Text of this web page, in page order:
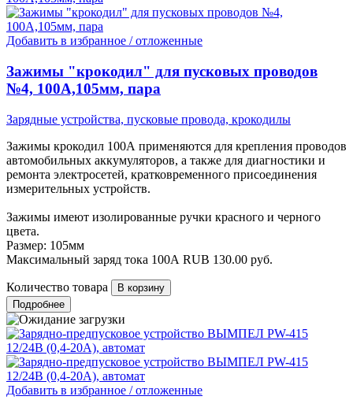
Добавить в избранное / отложенные
Зажимы "крокодил" для пусковых проводов
№4, 100А,105мм, пара
Зарядные устройства, пусковые провода, крокодилы
Зажимы крокодил 100А применяются для крепления проводов
автомобильных аккумуляторов, а также для диагностики и
ремонта электросетей, кратковременного присоединения
измерительных устройств.
Зажимы имеют изолированные ручки красного и черного
цвета.
Размер: 105мм
Максимальный заряд тока 100А RUB 130.00 руб.
Количество товара
Подробнее
Добавить в избранное / отложенные